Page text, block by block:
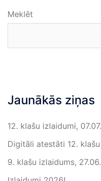
Meklēt
Jaunākās ziņas
12. klašu izlaidumi,
Digitāli atestāti 12.
9. klašu izlaidums,